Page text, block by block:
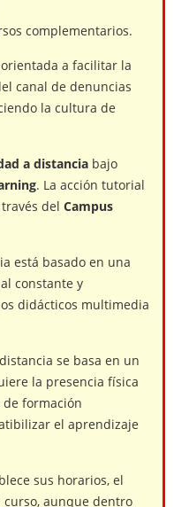
complementarios.
a facilitar la
canal de denuncias
la cultura de
a distancia bajo
. La acción tutorial
del Campus
está basado en una
constante y
didácticos multimedia
se basa en un
la presencia física
formación
el aprendizaje
sus horarios, el
aunque dentro